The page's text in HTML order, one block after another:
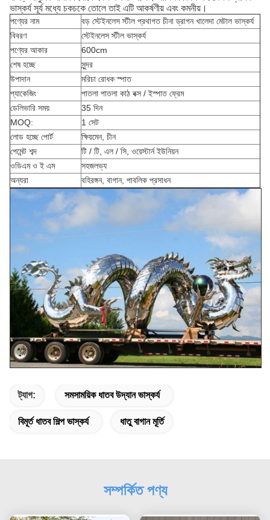
ভাস্কর্য সূর্য মধ্যে চকচকে তোলে তাই এটি আকর্ষণীয় এবং কমনীয়।
পণ্যের নাম
বড় স্টেইনলেস স্টীল প্রথাগত চীনা ড্রাগন খালেদা মেটাল ভাস্কর্য
বিবরণ
স্টেইনলেস স্টীল ভাস্কর্য
পণ্যের আকার
600cm
শেষ হচ্ছে
সুন্দর
উপাদান
মরিচা রোধক স্পাত
প্যাকেজিং
পাতলা পাতলা কাঠ বক্স / ইস্পাত ফ্রেম
ডেলিভারি সময়
35 দিন
MOQ:
1 সেট
লোড হচ্ছে পোর্ট
ক্ষিয়মেন, চীন
পেমেন্ট শব্দ
টি / টি, এল / সি, ওয়েস্টার্ন ইউনিয়ন
ওডিএম ও ই এম
সহজলভ্য
অন্যরা
বহিরঙ্গন, বাগান, পাবলিক প্রসাধন
ট্যাগ: সমসাময়িক ধাতব উদ্যান ভাস্কর্য
বিমূর্ত ধাতব শিল্প ভাস্কর্য ধাতু বাগান মূর্তি
সম্পর্কিত পণ্য